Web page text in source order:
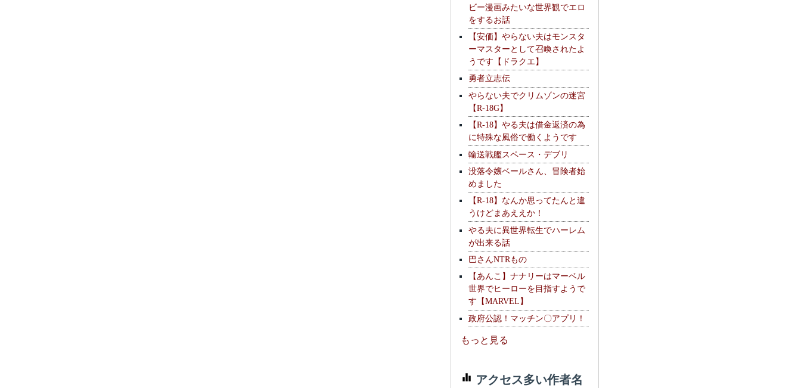
ビー漫画みたいな世界観でエロ
をするお話
【安価】やらない夫はモンスタ
ーマスターとして召喚されたよ
うです【ドラクエ】
勇者立志伝
やらない夫でクリムゾンの迷宮
【R-18G】
【R-18】やる夫は借金返済の為
に特殊な風俗で働くようです
輸送戦艦スペース・デブリ
没落令嬢ベールさん、冒険者始
めました
【R-18】なんか思ってたんと違
うけどまあええか！
やる夫に異世界転生でハーレム
が出来る話
巴さんNTRもの
【あんこ】ナナリーはマーベル
世界でヒーローを目指すようで
す【MARVEL】
政府公認！マッチン〇アプリ！
もっと見る
アクセス多い作者名